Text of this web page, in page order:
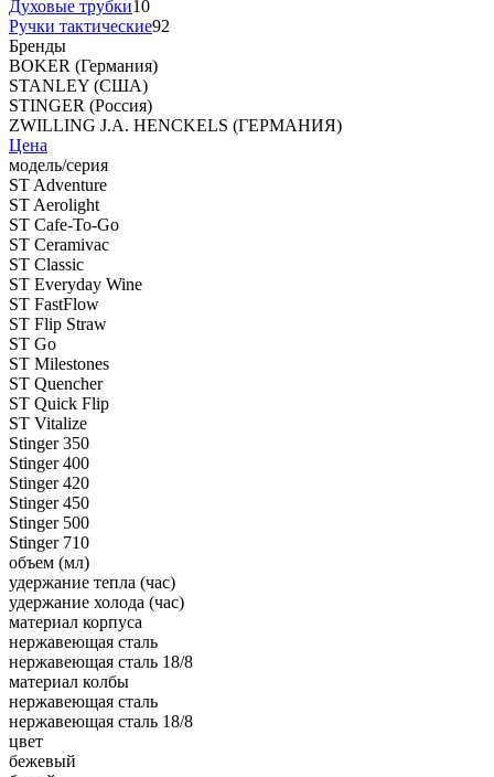
Духовые трубки10
Ручки тактические92
Бренды
BOKER (Германия)
STANLEY (США)
STINGER (Россия)
ZWILLING J.A. HENCKELS (ГЕРМАНИЯ)
Цена
модель/серия
ST Adventure
ST Aerolight
ST Cafe-To-Go
ST Ceramivac
ST Classic
ST Everyday Wine
ST FastFlow
ST Flip Straw
ST Go
ST Milestones
ST Quencher
ST Quick Flip
ST Vitalize
Stinger 350
Stinger 400
Stinger 420
Stinger 450
Stinger 500
Stinger 710
объем (мл)
удержание тепла (час)
удержание холода (час)
материал корпуса
нержавеющая сталь
нержавеющая сталь 18/8
материал колбы
нержавеющая сталь
нержавеющая сталь 18/8
цвет
бежевый